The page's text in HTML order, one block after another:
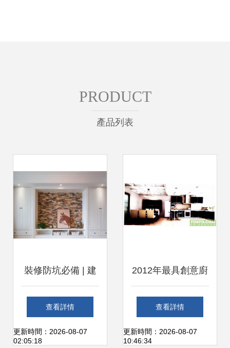
PRODUCT
產品列表
裝修防坑必備 | 建
材選擇心得全在這
了
查看詳情
更新時間：2026-08-07
02:05:18
2012年最具創意廚
具 別致擺設點亮廚
房美學——裝修建
查看詳情
更新時間：2026-08-07
10:46:34